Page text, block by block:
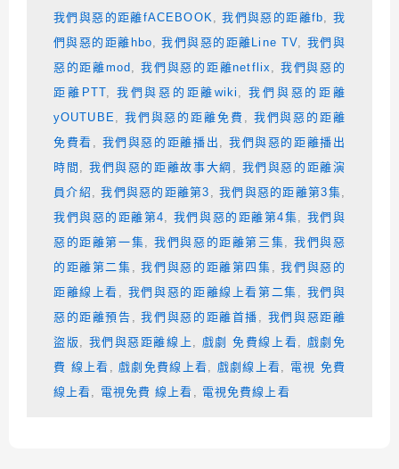
我們與惡的距離fACEBOOK
,我們與惡的距離fb
我
們與惡的距離hbo ,我們與惡的距離Line TV ,我們與
惡的距離mod ,我們與惡的距離netflix
我們與惡的
距離PTT, 我們與惡的距離wiki ,我們與惡的距離
yOUTUBE
我們與惡的距離免費
我們與惡的距離
免費看
我們與惡的距離播出
我們與惡的距離播出
時間
我們與惡的距離故事大綱
我們與惡的距離演
員介紹
,我們與惡的距離第3 ,我們與惡的距離第3集
我們與惡的距離第4
我們與惡的距離第4集
我們與
惡的距離第一集 ,我們與惡的距離第三集 ,我們與惡
的距離第二集
,我們與惡的距離第四集 ,我們與惡的
距離線上看
我們與惡的距離線上看第二集
我們與
惡的距離預告
,我們與惡的距離首播
我們與惡距離
盜版
我們與惡距離線上 戲劇 免費線上看
戲劇免
費 線上看
戲劇免費線上看 戲劇線上看
電視 免費
線上看
電視免費 線上看 電視免費線上看